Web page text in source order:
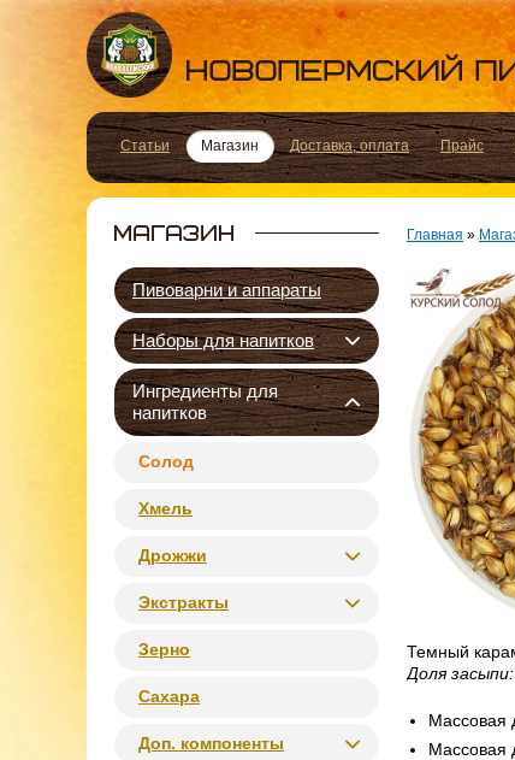
Статьи Магазин Доставка, оплата Прайс
Пивоварни и аппараты
Наборы для напитков
Ингредиенты для
напитков
Солод
Хмель
Дрожжи
Экстракты
Зерно
Сахара
Доп. компоненты
Главная »
Темный
Доля засыпи:
Массовая
Массовая